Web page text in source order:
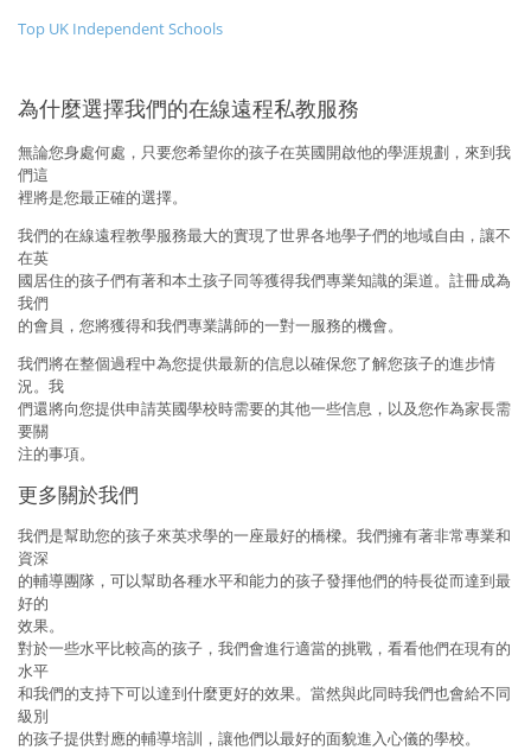
Top UK Independent Schools
為什麼選擇我們的在線遠程私教服務
無論您身處何處，只要您希望你的孩子在英國開啟他的學涯規劃，來到我
們這
裡將是您最正確的選擇。
我們的在線遠程教學服務最大的實現了世界各地學子們的地域自由，讓不
在英
國居住的孩子們有著和本土孩子同等獲得我們專業知識的渠道。註冊成為
我們
的會員，您將獲得和我們專業講師的一對一服務的機會。
我們將在整個過程中為您提供最新的信息以確保您了解您孩子的進步情
況。我
們還將向您提供申請英國學校時需要的其他一些信息，以及您作為家長需
要關
注的事項。
更多關於我們
我們是幫助您的孩子來英求學的一座最好的橋樑。我們擁有著非常專業和
資深
的輔導團隊，可以幫助各種水平和能力的孩子發揮他們的特長從而達到最
好的
效果。
對於一些水平比較高的孩子，我們會進行適當的挑戰，看看他們在現有的
水平
和我們的支持下可以達到什麼更好的效果。當然與此同時我們也會給不同
級別
的孩子提供對應的輔導培訓，讓他們以最好的面貌進入心儀的學校。